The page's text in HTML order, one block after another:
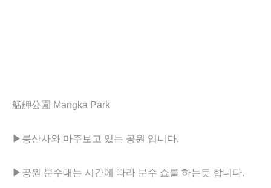
艋舺公園 Mangka Park
▶ 룽산사와 마주보고 있는 공원 입니다.
▶ 공원 분수대는 시간에 따라 분수 쇼를 하는듯 합니다.